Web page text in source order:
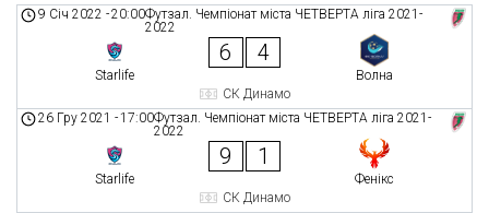
Футзал. Чемпіонат міста ЧЕТВЕРТА ліга 2021-
2022
9 Січ 2022 -20:00
Starlife
6 4
Волна
СК Динамо
Футзал. Чемпіонат міста ЧЕТВЕРТА ліга 2021-
2022
26 Гру 2021 -17:00
Starlife
9 1
Фенікс
СК Динамо